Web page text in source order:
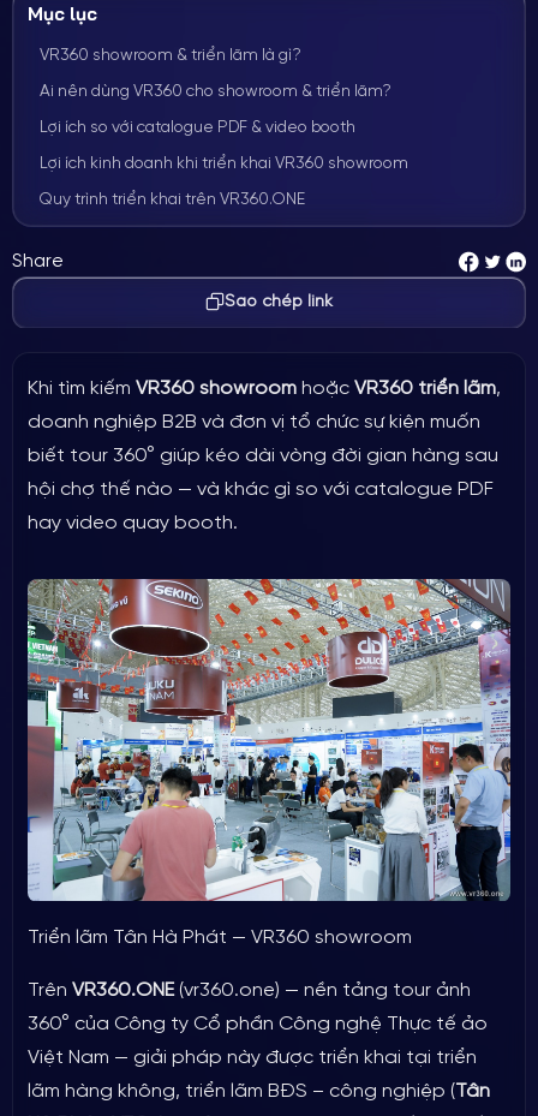
Mục lục
VR360 showroom & triển lãm là gì?
Ai nên dùng VR360 cho showroom & triển lãm?
Lợi ích so với catalogue PDF & video booth
Lợi ích kinh doanh khi triển khai VR360 showroom
Quy trình triển khai trên VR360.ONE
Câu hỏi thường gặp
Có chụp được ngay tại sự kiện không?
Tour có thay thế gian hàng vật lý không?
Chi phí VR360 showroom khoảng bao nhiêu?
Xem giải pháp VR360.ONE
Share
Sao chép link
Khi tìm kiếm VR360 showroomhoặc VR360 triển lãm,
doanh nghiệp B2B và đơn vị tổ chức sự kiện muốn
biết tour 360° giúp kéo dài vòng đời gian hàng sau
hội chợ thế nào — và khác gì so với catalogue PDF
hay video quay booth.
Triển lãm Tân Hà Phát — VR360 showroom
Trên VR360.ONE(vr360.one) — nền tảng tour ảnh
360° của Công ty Cổ phần Công nghệ Thực tế ảo
Việt Nam — giải pháp này được triển khai tại triển
lãm hàng không, triển lãm BĐS – công nghiệp (Tân